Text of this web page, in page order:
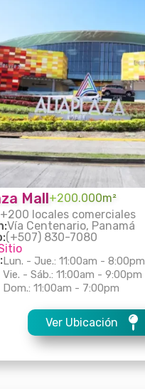
Mall+200.000m²
+200 locales comerciales
Vía Centenario, Panamá
(+507) 830-7080
Lun. - Jue.: 11:00am - 8:00pm
Vie. - Sáb.: 11:00am - 9:00pm
Dom.: 11:00am - 7:00pm
Ver Ubicación